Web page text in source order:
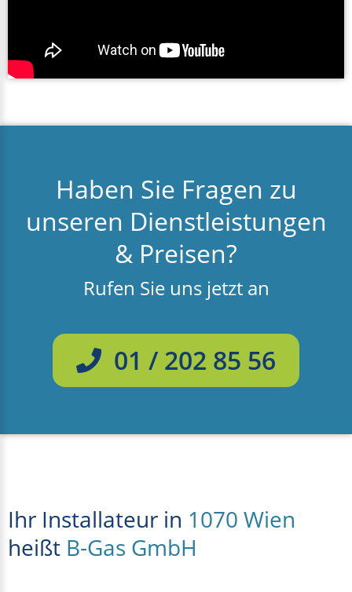
Haben Sie Fragen zu
unseren Dienstleistungen
& Preisen?
Rufen Sie uns jetzt an
01 / 202 85 56
Ihr Installateur in 1070 Wien
heißt B-Gas GmbH